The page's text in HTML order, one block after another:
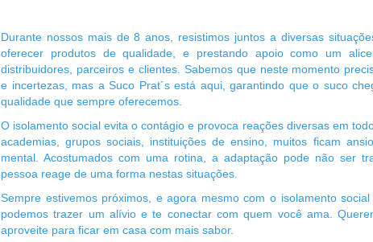
Durante nossos mais de 8 anos, resistimos juntos a diversas
oferecer produtos de qualidade, e prestando apoio como um
distribuidores, parceiros e clientes. Sabemos que neste momento
e incertezas, mas a Suco Prat´s está aqui, garantindo que o suco
qualidade que sempre oferecemos.
O isolamento social evita o contágio e provoca reações diversas em
academias, grupos sociais, instituições de ensino, muitos ficam
mental. Acostumados com uma rotina, a adaptação pode não ser
pessoa reage de uma forma nestas situações.
Sempre estivemos próximos, e agora mesmo com o isolamento
podemos trazer um alívio e te conectar com quem você ama.
aproveite para ficar em casa com mais sabor.